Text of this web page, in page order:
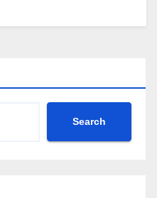
Search